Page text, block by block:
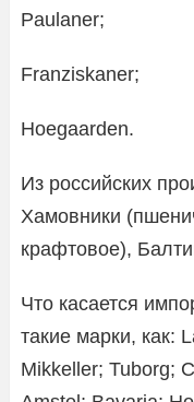
Paulaner;
Franziskaner;
Hoegaarden.
Из российских
Хамовники
крафтовое),
Что касается
такие марки, как:
Mikkeller; Tuborg;